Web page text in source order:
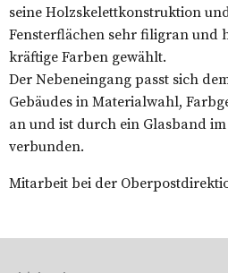
seine Holzskelettkonstruktion
Fensterflächen sehr filigran und
kräftige Farben gewählt.
Der Nebeneingang passt sich
Gebäudes in Materialwahl,
an und ist durch ein Glasband
verbunden.
Mitarbeit bei der